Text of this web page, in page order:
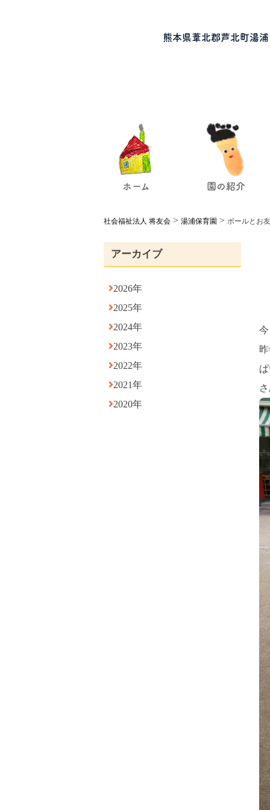
熊本県葦北郡芦北町湯
ホーム 園の紹介
社会福祉法人 将友会 > 湯浦保育園 > ボールとお
アーカイブ
2026年
2025年
2024年
2023年
2022年
2021年
2020年